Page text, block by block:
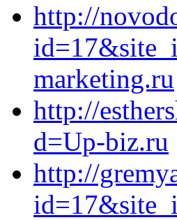
http://
marketing.ru
http://
d=Up-biz.ru
http://